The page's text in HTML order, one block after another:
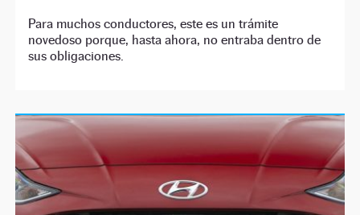
Para muchos conductores, este es un trámite
novedoso porque, hasta ahora, no entraba dentro de
sus obligaciones.